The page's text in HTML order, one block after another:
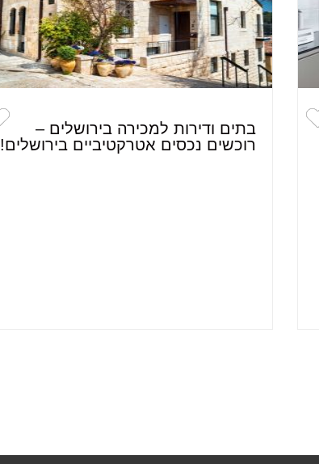
בתים ודירות למכירה בירושלים –
רוכשים נכסים אטרקטיביים בירושלים!